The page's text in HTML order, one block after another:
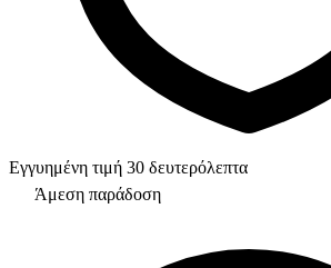
Εγγυημένη τιμή 30 δευτερόλεπτα
Άμεση παράδοση